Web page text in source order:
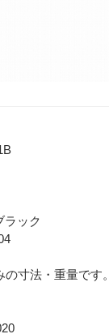
ラック
寸法・重量です。